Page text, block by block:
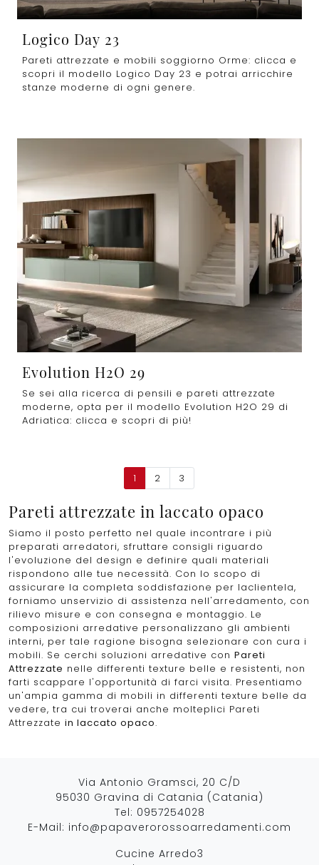
Logico Day 23
Pareti attrezzate e mobili soggiorno Orme: clicca e
scopri il modello Logico Day 23 e potrai arricchire
stanze moderne di ogni genere.
Evolution H2O 29
Se sei alla ricerca di pensili e pareti attrezzate
moderne, opta per il modello Evolution H2O 29 di
Adriatica: clicca e scopri di più!
1 2 3
Pareti attrezzate in laccato opaco
Siamo il posto perfetto nel quale incontrare i più
preparati arredatori, sfruttare consigli riguardo
l'evoluzione del design e definire quali materiali
rispondono alle tue necessità. Con lo scopo di
assicurare la completa soddisfazione per laclientela,
forniamo unservizio di assistenza nell'arredamento, con
rilievo misure e con consegna e montaggio. Le
composizioni arredative personalizzano gli ambienti
interni, per tale ragione bisogna selezionare con cura i
mobili. Se cerchi soluzioni arredative con Pareti
Attrezzate nelle differenti texture belle e resistenti, non
farti scappare l'opportunità di farci visita. Presentiamo
un'ampia gamma di mobili in differenti texture belle da
vedere, tra cui troverai anche molteplici Pareti
Attrezzate in laccato opaco.
Via Antonio Gramsci, 20 C/D
95030 Gravina di Catania (Catania)
Tel: 0957254028
E-Mail: info@papaverorossoarredamenti.com
Cucine Arredo3